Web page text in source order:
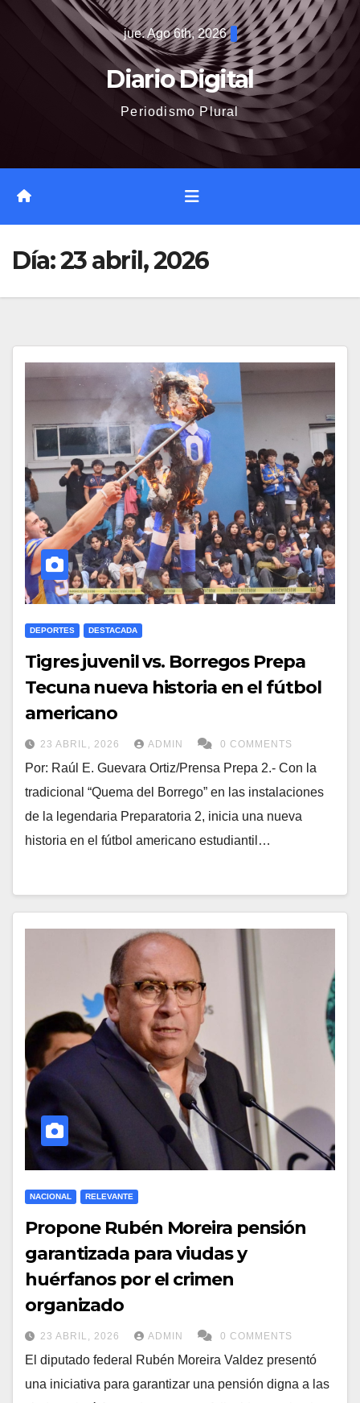
jue. Ago 6th, 2026
Diario Digital
Periodismo Plural
Día:23 abril, 2026
DEPORTES DESTACADA
Tigres juvenil vs. Borregos Prepa
Tecuna nueva historia en el fútbol
americano
23 ABRIL, 2026 ADMIN 0 COMMENTS
Por: Raúl E. Guevara Ortiz/Prensa Prepa 2.- Con la
tradicional “Quema del Borrego” en las instalaciones
de la legendaria Preparatoria 2, inicia una nueva
historia en el fútbol americano estudiantil…
NACIONAL RELEVANTE
Propone Rubén Moreira pensión
garantizada para viudas y
huérfanos por el crimen
organizado
23 ABRIL, 2026 ADMIN 0 COMMENTS
El diputado federal Rubén Moreira Valdez presentó
una iniciativa para garantizar una pensión digna a las